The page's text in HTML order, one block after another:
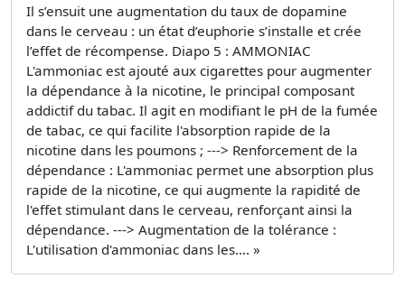
Il s’ensuit une augmentation du taux de dopamine
dans le cerveau : un état d’euphorie s’installe et crée
l’effet de récompense. Diapo 5 : AMMONIAC
L'ammoniac est ajouté aux cigarettes pour augmenter
la dépendance à la nicotine, le principal composant
addictif du tabac. Il agit en modifiant le pH de la fumée
de tabac, ce qui facilite l'absorption rapide de la
nicotine dans les poumons ; ---> Renforcement de la
dépendance : L'ammoniac permet une absorption plus
rapide de la nicotine, ce qui augmente la rapidité de
l'effet stimulant dans le cerveau, renforçant ainsi la
dépendance. ---> Augmentation de la tolérance :
L'utilisation d'ammoniac dans les.... »